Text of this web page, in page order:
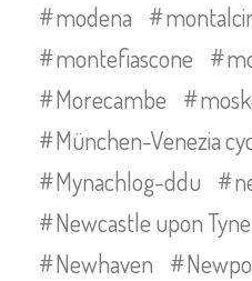
modena
montefiascone
Morecambe
München-Venezia
Mynachlog-ddu
Newcastle upon Tyne
Newhaven